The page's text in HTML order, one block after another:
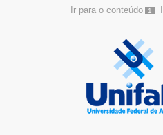
Ir para o conteúdo 1